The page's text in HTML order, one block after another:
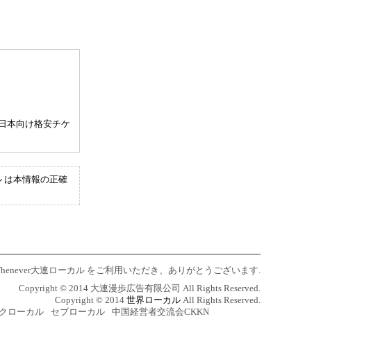
本向け格安チケ
は本情報の正確
大連ローカル をご利用いただき、ありがとうございます.
Copyright © 2014 大連漫歩広告有限公司 All Rights Reserved.
Copyright © 2014 世界ローカル All Rights Reserved.
ローカル セブローカル 中国経営者交流会CKKN